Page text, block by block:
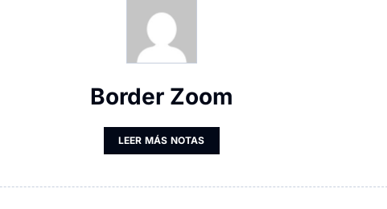
Border Zoom
LEER MÁS NOTAS